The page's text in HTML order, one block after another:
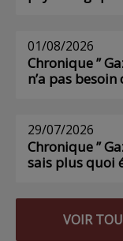
01/08/2026
Chronique ”
n’a pas
29/07/2026
Chronique ”
sais plus quoi
VOIR